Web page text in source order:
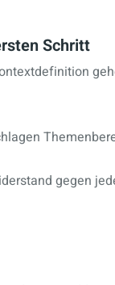
Schritt
gegen